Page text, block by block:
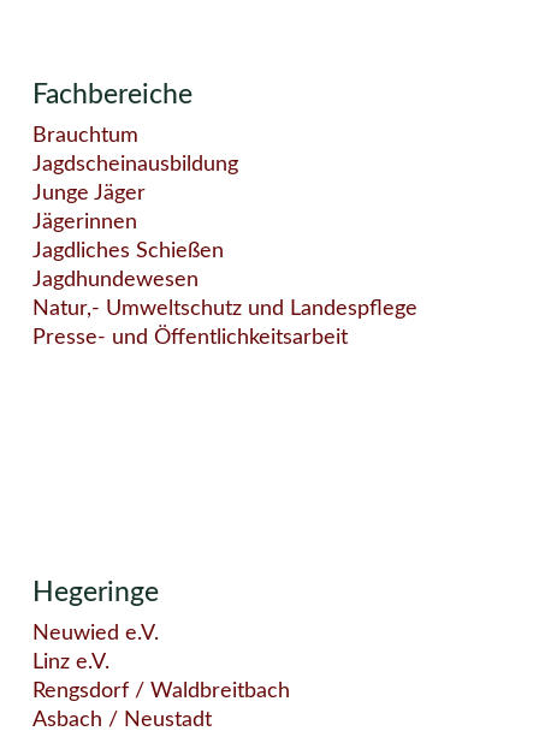
Fachbereiche
Brauchtum
Jagdscheinausbildung
Junge Jäger
Jägerinnen
Jagdliches Schießen
Jagdhundewesen
Natur,- Umweltschutz und Landespflege
Presse- und Öffentlichkeitsarbeit
Hegeringe
Neuwied e.V.
Linz e.V.
Rengsdorf / Waldbreitbach
Asbach / Neustadt